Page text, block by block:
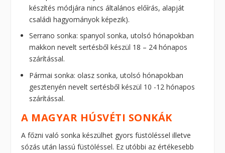
készítés módjára nincs általános előírás, alapját
családi hagyományok képezik).
Serrano sonka: spanyol sonka, utolsó hónapokban
makkon nevelt sertésből készül 18 – 24 hónapos
szárítással.
Pármai sonka: olasz sonka, utolsó hónapokban
gesztenyén nevelt sertésből készül 10 -12 hónapos
szárítással.
A MAGYAR HÚSVÉTI SONKÁK
A főzni való sonka készülhet gyors füstöléssel illetve
sózás után lassú füstöléssel. Ez utóbbi az értékesebb